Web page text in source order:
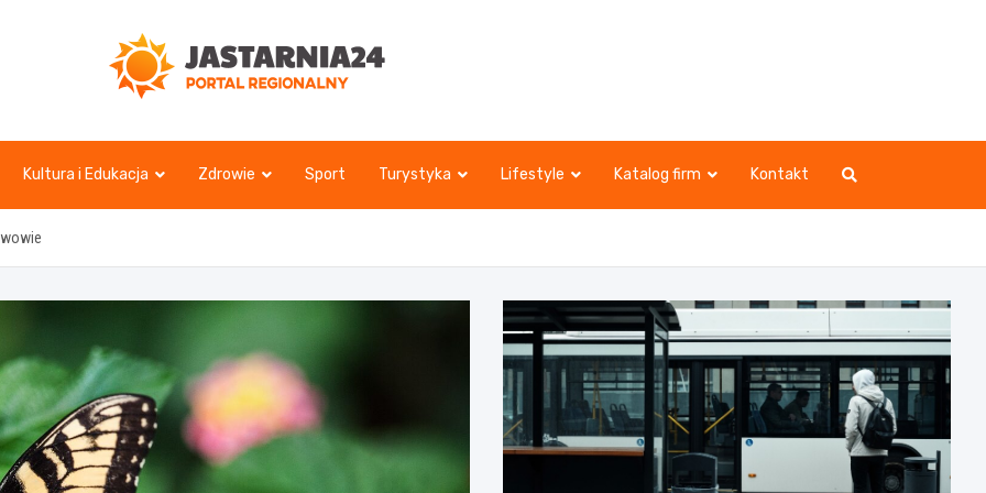
jastarnia24.pl
Kultura i Edukacja Zdrowie Sport Turystyka Lifestyle Katalog firm Kontakt